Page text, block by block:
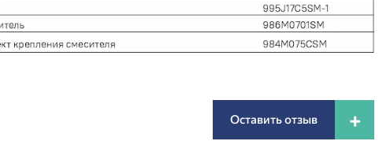
Оставить отзыв +